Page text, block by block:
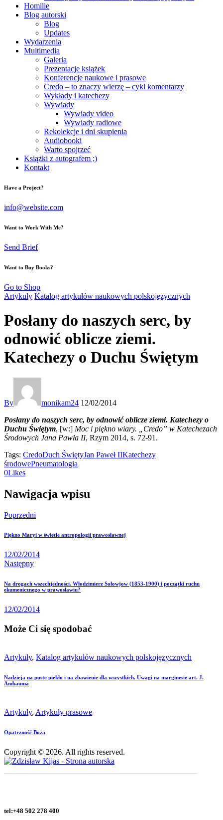
Homilie
Blog autorski
Blog
Updates
Wydarzenia
Multimedia
Galeria
Prezentacje książek
Konferencje naukowe i prasowe
Credo – to znaczy wierzę – cykl komentarzy
Wykłady i katechezy
Wywiady
Wywiady video
Wywiady radiowe
Rekolekcje i dni skupienia
Audiobooki
Warto spojrzeć
Książki z autografem ;)
Kontakt
Have a Project?
info@website.com
Want to Work With Me?
Send Brief
Want to Buy Books?
Go to Shop
Artykuły Katalog artykułów naukowych polskojęzycznych
Posłany do naszych serc, by
odnowić oblicze ziemi.
Katechezy o Duchu Świętym
By monikam24 12/02/2014
Posłany do naszych serc, by odnowić oblicze ziemi. Katechezy o
Duchu Świętym, [w:] Moc i piękno wiary. „Credo” w Katechezach
Środowych Jana Pawła II, Rzym 2014, s. 72-91.
Tags: CredoDuch ŚwiętyJan Paweł IIKatechezy
środowePneumatologia
0Likes
Nawigacja wpisu
Poprzedni
Piękno Maryi w świetle antropologii prawosławnej
12/02/2014
Następny
Na drogach wszechjedności. Włodzimierz Sołowjow (1853-1900) i początki ruchu
ekumenicznego w prawosławiu?
12/02/2014
Może Ci się spodobać
Artykuły, Katalog artykułów naukowych polskojęzycznych
Nadzieja na puste piekło i na zbawienie dla wszystkich. Uwagi na marginesie art. J.
Ambauma
Artykuły, Artykuły prasowe
Opatrzność Boża
Copyright © 2026. All rights reserved.
tel:+48 502 278 400